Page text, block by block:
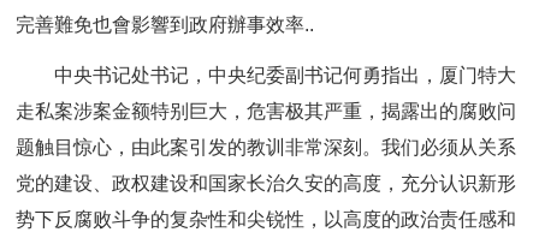
完善難免也會影響到政府辦事效率..
中央书记处书记，中央纪委副书记何勇指出，厦门特大
走私案涉案金额特别巨大，危害极其严重，揭露出的腐败问
题触目惊心，由此案引发的教训非常深刻。我们必须从关系
党的建设、政权建设和国家长治久安的高度，充分认识新形
势下反腐败斗争的复杂性和尖锐性，以高度的政治责任感和